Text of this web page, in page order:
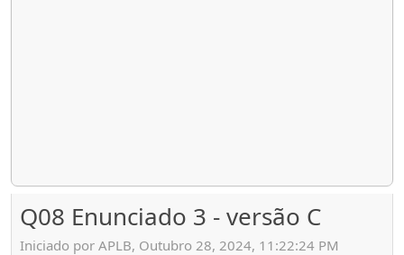
Q08 Enunciado 3 - versão C
Iniciado por APLB, Outubro 28, 2024, 11:22:24 PM